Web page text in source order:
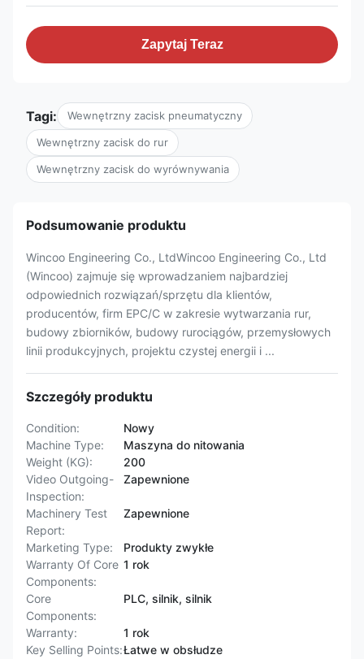
Zapytaj Teraz
Tagi: Wewnętrzny zacisk pneumatyczny
Wewnętrzny zacisk do rur
Wewnętrzny zacisk do wyrównywania
Podsumowanie produktu
Wincoo Engineering Co., LtdWincoo Engineering Co., Ltd
(Wincoo) zajmuje się wprowadzaniem najbardziej
odpowiednich rozwiązań/sprzętu dla klientów,
producentów, firm EPC/C w zakresie wytwarzania rur,
budowy zbiorników, budowy rurociągów, przemysłowych
linii produkcyjnych, projektu czystej energii i ...
Szczegóły produktu
Condition:
Nowy
Machine Type:
Maszyna do nitowania
Weight (KG):
200
Video Outgoing-
Inspection:
Zapewnione
Machinery Test
Report:
Zapewnione
Marketing Type:
Produkty zwykłe
Warranty Of Core
Components:
1 rok
Core
Components:
PLC, silnik, silnik
Warranty:
1 rok
Key Selling Points:Łatwe w obsłudze